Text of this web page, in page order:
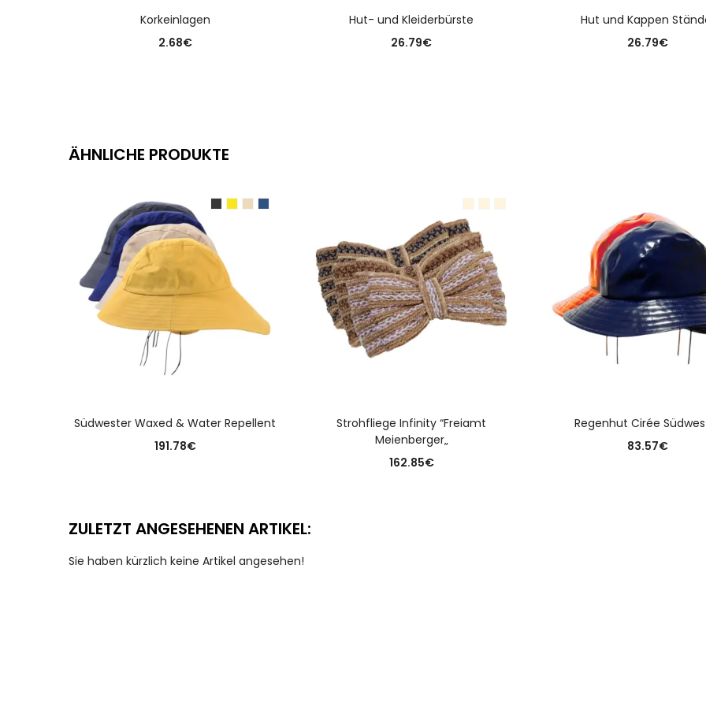
Korkeinlagen
2.68€
Hut- und Kleiderbürste
26.79€
Hut und Kappen
26.79€
ÄHNLICHE PRODUKTE
Südwester Waxed & Water Repellent
191.78€
Strohfliege Infinity “Freiamt
Meienberger„
162.85€
Regenhut Cirée
83.57€
ZULETZT ANGESEHENEN ARTIKEL:
Sie haben kürzlich keine Artikel angesehen!